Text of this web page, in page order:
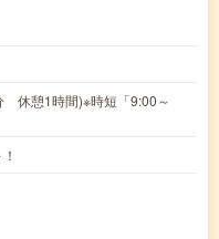
休憩1時間)※時短「9:00～